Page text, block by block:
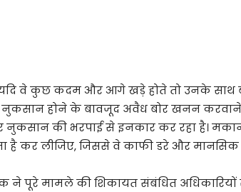
वे कुछ कदम और आगे खड़े होते तो उनके साथ
नुकसान होने के बावजूद अवैध बोर खनन करवाने
नुकसान की भरपाई से इनकार कर रहा है।
है कर लीजिए, जिससे वे काफी डरे और
ने पूरे मामले की शिकायत संबंधित